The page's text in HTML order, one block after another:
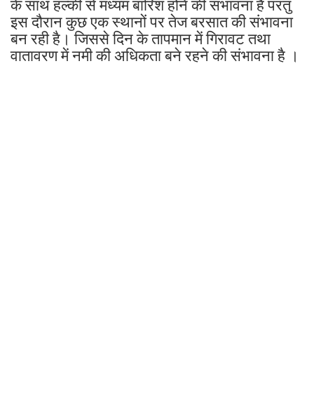
के साथ हल्की से मध्यम बारिश होने की संभावना है परंतु
इस दौरान कुछ एक स्थानों पर तेज बरसात की संभावना
बन रही है। जिससे दिन के तापमान में गिरावट तथा
वातावरण में नमी की अधिकता बने रहने की संभावना है ।